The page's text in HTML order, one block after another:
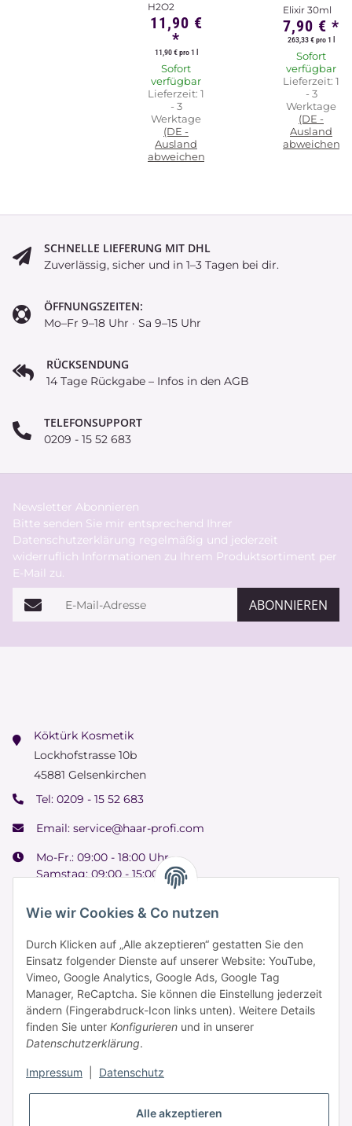
Wie wir Cookies & Co nutzen
Durch Klicken auf „Alle akzeptieren“ gestatten Sie den
Einsatz folgender Dienste auf unserer Website: YouTube,
Vimeo, Google Analytics, Google Ads, Google Tag
Manager, ReCaptcha. Sie können die Einstellung jederzeit
ändern (Fingerabdruck-Icon links unten). Weitere Details
finden Sie unter Konfigurieren und in unserer
Datenschutzerklärung.
Impressum Datenschutz
Alle akzeptieren
H2O2
11,90 €
*
11,90 € pro 1 l
Sofort
verfügbar
Lieferzeit: 1
- 3
Werktage
(DE -
Ausland
abweichend)
Elixir 30ml
7,90 € *
263,33 € pro 1 l
Sofort
verfügbar
Lieferzeit: 1
- 3
Werktage
(DE -
Ausland
abweichend)
SCHNELLE LIEFERUNG MIT DHL
Zuverlässig, sicher und in 1–3 Tagen bei dir.
ÖFFNUNGSZEITEN:
Mo–Fr 9–18 Uhr · Sa 9–15 Uhr
RÜCKSENDUNG
14 Tage Rückgabe – Infos in den AGB
TELEFONSUPPORT
0209 - 15 52 683
Newsletter Abonnieren
Bitte senden Sie mir entsprechend Ihrer
Datenschutzerklärung regelmäßig und jederzeit
widerruflich Informationen zu Ihrem Produktsortiment per
E-Mail zu.
E-Mail-Adresse ABONNIEREN
Köktürk Kosmetik
Lockhofstrasse 10b
45881 Gelsenkirchen
Tel: 0209 - 15 52 683
Email: service@haar-profi.com
Mo-Fr.: 09:00 - 18:00 Uhr
Samstag: 09:00 - 15:00 Uhr
Informationen
Zahlung & Versand